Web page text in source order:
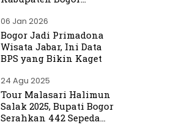
Sektor Pariwisata
06 Jan 2026
Bogor Jadi Primadona
Wisata Jabar, Ini Data
BPS yang Bikin Kaget
24 Agu 2025
Tour Malasari Halimun
Salak 2025, Bupati Bogor
Serahkan 442 Sepeda